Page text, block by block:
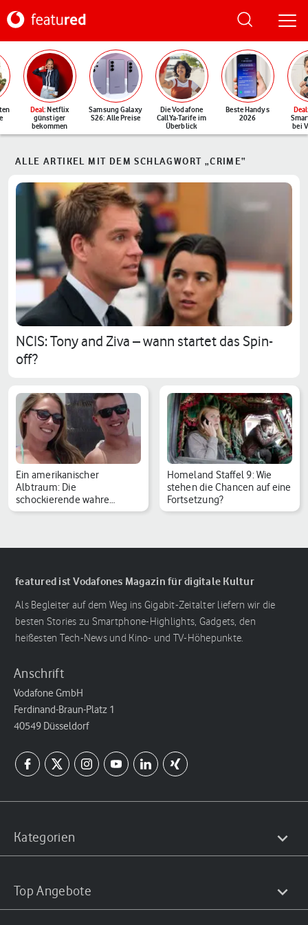
Deal: Netflix
günstiger
bekommen
Samsung Galaxy
S26: Alle Preise
Die Vodafone
CallYa-Tarife im
Überblick
Beste Handys
2026
Deal
bei
ALLE ARTIKEL MIT DEM SCHLAGWORT „CRIME“
NCIS: Tony and Ziva – wann startet das Spin-
off?
Ein amerikanischer
Albtraum: Die
schockierende wahre
Geschichte h…
Homeland Staffel 9: Wie
stehen die Chancen auf eine
Fortsetzung?
featured ist Vodafones Magazin für digitale Kultur
Als Begleiter auf dem Weg ins Gigabit-Zeitalter liefern wir die
besten Stories zu Smartphone-Highlights, Gadgets, den
heißesten Tech-News und Kino- und TV-Höhepunkte.
Anschrift
Vodafone GmbH
Ferdinand-Braun-Platz 1
40549 Düsseldorf
Kategorien
Top Angebote